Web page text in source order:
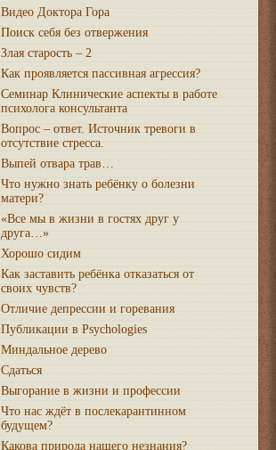
Видео Доктора Гора
Поиск себя без отвержения
Злая старость – 2
Как проявляется пассивная агрессия?
Семинар Клинические аспекты в работе
психолога консультанта
Вопрос – ответ. Источник тревоги в
отсутствие стресса.
Выпей отвара трав…
Что нужно знать ребёнку о болезни
матери?
«Все мы в жизни в гостях друг у
друга…»
Хорошо сидим
Как заставить ребёнка отказаться от
своих чувств?
Отличие депрессии и горевания
Публикации в Psychologies
Миндальное дерево
Сдаться
Выгорание в жизни и профессии
Что нас ждёт в послекарантинном
будущем?
Какова природа нашего незнания?